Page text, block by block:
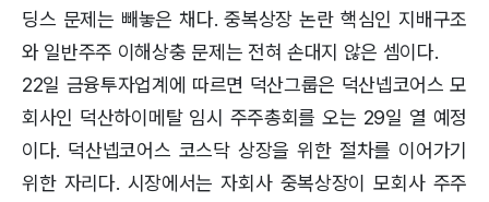
딩스 문제는 빼놓은 채다. 중복상장 논란 핵심인 지배구조
와 일반주주 이해상충 문제는 전혀 손대지 않은 셈이다.
22일 금융투자업계에 따르면 덕산그룹은 덕산넵코어스 모
회사인 덕산하이메탈 임시 주주총회를 오는 29일 열 예정
이다. 덕산넵코어스 코스닥 상장을 위한 절차를 이어가기
위한 자리다. 시장에서는 자회사 중복상장이 모회사 주주